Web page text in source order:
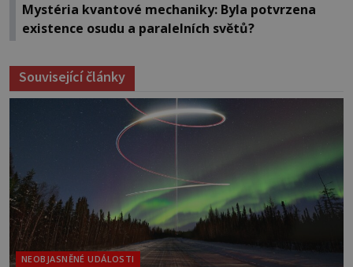
Mystéria kvantové mechaniky: Byla potvrzena
existence osudu a paralelních světů?
Související články
NEOBJASNĚNÉ UDÁLOSTI